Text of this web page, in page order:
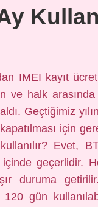
IMEI kayıt
ve halk arasında
Geçtiğimiz
için
Evet,
içinde geçerlidir.
duruma
gün